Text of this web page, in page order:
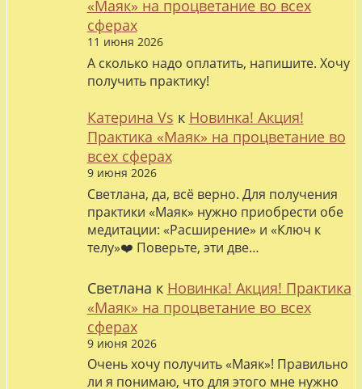
«Маяк» на процветание во всех
сферах
11 июня 2026
А сколько надо оплатить, напишите. Хочу
получить практику!
Катерина Vs к Новинка! Акция!
Практика «Маяк» на процветание во
всех сферах
9 июня 2026
Светлана, да, всё верно. Для получения
практики «Маяк» нужно приобрести обе
медитации: «Расширение» и «Ключ к
телу»❤️ Поверьте, эти две…
Светлана к Новинка! Акция! Практика
«Маяк» на процветание во всех
сферах
9 июня 2026
Очень хочу получить «Маяк»! Правильно
ли я понимаю, что для этого мне нужно